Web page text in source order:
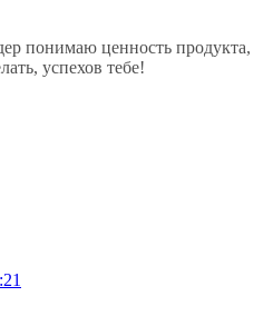
понимаю ценность продукта,
успехов тебе!